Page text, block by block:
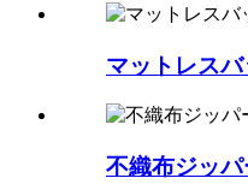
マットレス
不織布ジッ